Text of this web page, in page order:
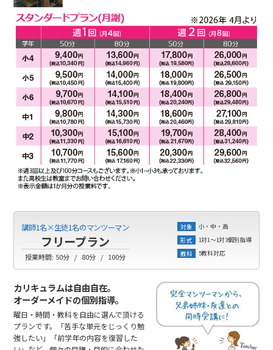
講師1名×生徒1名のマンツーマン
フリープラン
授業時間: 50分 80分 100分
対象
小・中・高
形式
1対1～1対3個別指導
教科
5教科対応
カリキュラムは自由自在。
オーダーメイドの個別指導。
曜日・時間・教科を自由に選んで頂ける
プランです。「苦手な単元をじっくり勉
強したい」「前学年の内容を復習した